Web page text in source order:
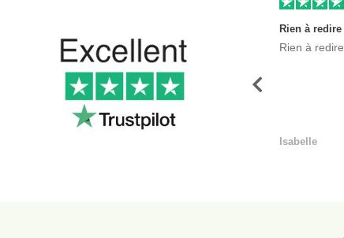
Rien à redire
Rien à redire
Isabelle
Précédent